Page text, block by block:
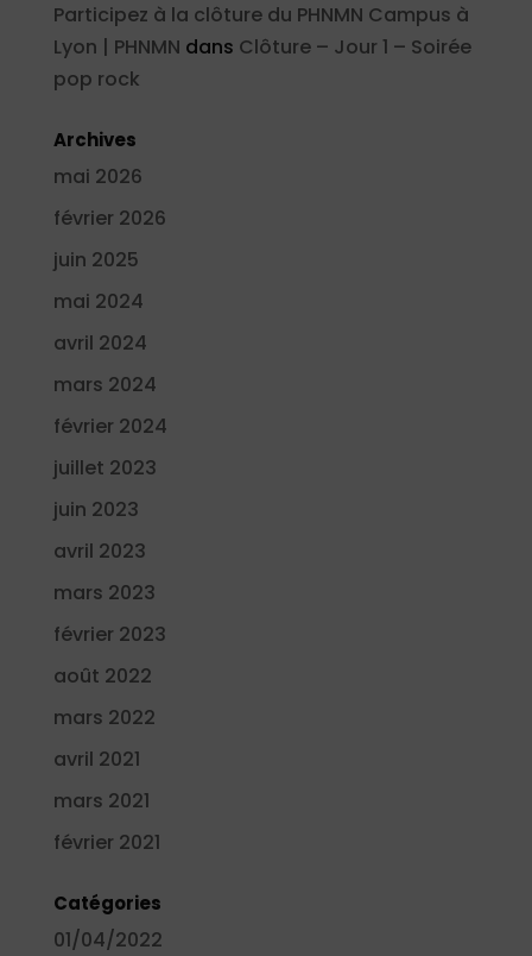
Participez à la clôture du PHNMN Campus à
Lyon | PHNMN dans Clôture – Jour 1 – Soirée
pop rock
Archives
mai 2026
février 2026
juin 2025
mai 2024
avril 2024
mars 2024
février 2024
juillet 2023
juin 2023
avril 2023
mars 2023
février 2023
août 2022
mars 2022
avril 2021
mars 2021
février 2021
Catégories
01/04/2022